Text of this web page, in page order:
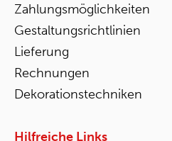
Zahlungsmöglichkeiten
Gestaltungsrichtlinien
Lieferung
Rechnungen
Dekorationstechniken
Hilfreiche Links